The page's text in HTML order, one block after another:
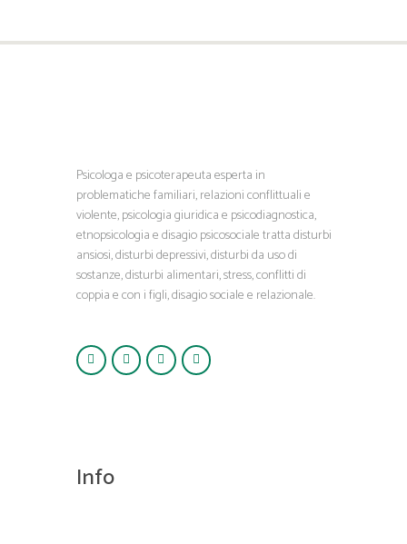
Psicologa e psicoterapeuta esperta in
problematiche familiari, relazioni conflittuali e
violente, psicologia giuridica e psicodiagnostica,
etnopsicologia e disagio psicosociale tratta disturbi
ansiosi, disturbi depressivi, disturbi da uso di
sostanze, disturbi alimentari, stress, conflitti di
coppia e con i figli, disagio sociale e relazionale.
Info